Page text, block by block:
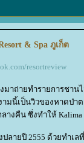
& Spa ภูเก็ต
resortreview
าถ่ายทำรายการชา
มนี้เป็นวิวของหาดป่
งคืน ซึ่งทำให้
ลายปี 2555 ด้วยทำ